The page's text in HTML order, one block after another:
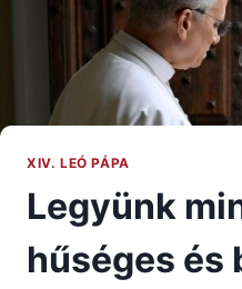
XIV. LEÓ PÁPA
Legyünk
hűséges és